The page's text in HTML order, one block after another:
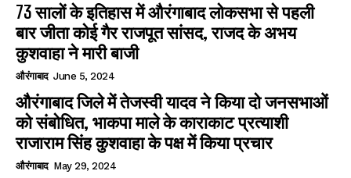
73 सालों के इतिहास में औरंगाबाद लोकसभा से पहली
बार जीता कोई गैर राजपूत सांसद, राजद के अभय
कुशवाहा ने मारी बाजी
औरंगाबाद June 5, 2024
औरंगाबाद जिले में तेजस्वी यादव ने किया दो जनसभाओं
को संबोधित, भाकपा माले के काराकाट प्रत्याशी
राजाराम सिंह कुशवाहा के पक्ष में किया प्रचार
औरंगाबाद May 29, 2024